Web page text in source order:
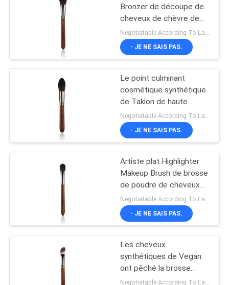
Bronzer de découpe de
cheveux de chèvre de
Vonira saupoudrent la
brosse pour l'artiste
Academy Makeup
Negotiatable According To Large Quantity MOQ:300 morceaux
- JE NE SAIS PAS.
Le point culminant
cosmétique synthétique
de Taklon de haute
catégorie a effilé la
poudre de maquillage
balayent l'usine créative
maquillage
- JE NE SAIS PAS.
Artiste plat Highlighter
Makeup Brush de brosse
de poudre de cheveux
de chèvre de Vonira
- JE NE SAIS PAS.
Les cheveux
synthétiques de Vegan
ont pêché la brosse
plate de poudre de